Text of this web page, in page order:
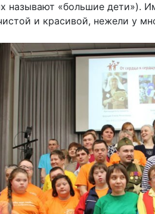
называют «большие дети»).
и красивой, нежели у